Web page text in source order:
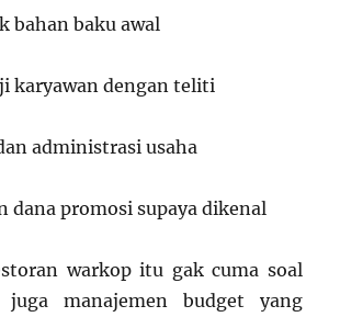
bahan baku awal
karyawan dengan teliti
administrasi usaha
dana promosi supaya dikenal
warkop itu gak cuma soal
manajemen budget yang